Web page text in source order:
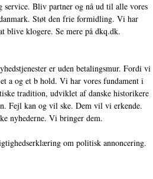
service. Bliv partner og nå ud til alle vores
Støt den frie formidling. Vi har
blive klogere. Se mere på dkq.dk.
er uden betalingsmur. Fordi vi
a og et b hold. Vi har vores fundament i
tradition, udviklet af danske historikere
Fejl kan og vil ske. Dem vil vi erkende.
nyhederne. Vi bringer dem.
om politisk annoncering.